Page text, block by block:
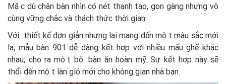
Mặc dù chân bàn nhìn có nét thanh tao, gọn gàng nhưng vô
cùng vững chắc và thách thức thời gian.
Với thiết kế đơn giản nhưng lại mang đến một màu sắc mới
lạ, mẫu bàn 901 dễ dàng kết hợp với nhiều mấu ghế khác
nhau, cho ra một bộ bàn ăn hoàn mỹ. Sự kết hợp này sẽ
thổi đến một làn gió mới cho không gian nhà bạn.